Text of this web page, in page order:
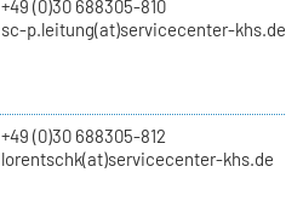
+49 (0)30 688305-810
sc-p.leitung(at)servicecenter-khs.de
+49 (0)30 688305-812
lorentschk(at)servicecenter-khs.de